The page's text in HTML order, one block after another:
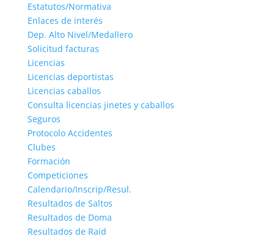
Estatutos/Normativa
Enlaces de interés
Dep. Alto Nivel/Medallero
Solicitud facturas
Licencias
Licencias deportistas
Licencias caballos
Consulta licencias jinetes y caballos
Seguros
Protocolo Accidentes
Clubes
Formación
Competiciones
Calendario/Inscrip/Resul.
Resultados de Saltos
Resultados de Doma
Resultados de Raid